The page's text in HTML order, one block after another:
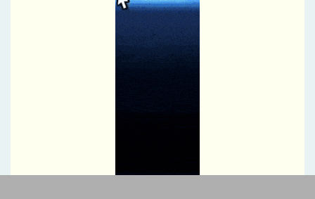
کارآمدی ستاد در ترازوی برنامه تحول و اقتصاد تورمی
استفاده از شاخص قیمت سنگ‌آهن مبتنی بر یوان به جای شاخص‌های
گام راهبردی سازمان منطقه آزاد چابهار در تقویت زیرساخت‌های ایمنی و